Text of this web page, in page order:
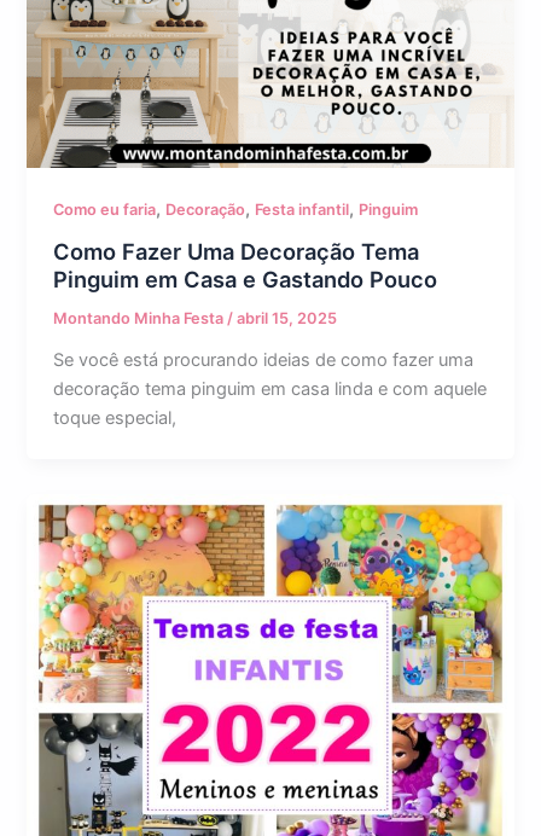
Como eu faria, Decoração, Festa infantil, Pinguim
Como Fazer Uma Decoração Tema
Pinguim em Casa e Gastando Pouco
Montando Minha Festa/abril 15, 2025
Se você está procurando ideias de como fazer uma
decoração tema pinguim em casa linda e com aquele
toque especial,